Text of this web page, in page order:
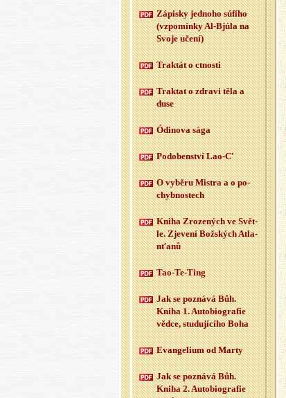
Zá­pis­ky jed­no­ho sú­fí­ho
(vzpo­mín­ky Al-Bj­úla na
Svoje učení)
Trak­tát o ctnos­ti
Trak­tat o zdra­vi těla a
duse
Ódi­no­va sága
Po­do­ben­ství Lao-C'
O vy­bě­ru Mi­s­tra a o po­
chyb­nos­tech
Kniha Zro­ze­ných ve Svět­
le. Zje­ve­ní Bož­ských At­la­
n­ťa­nů
Tao-Te-Ting
Jak se po­zná­vá Bůh.
Kniha 1. Au­to­bi­o­gra­fie
vědce, stu­du­jí­cí­ho Boha
Evan­ge­li­um od Marty
Jak se po­zná­vá Bůh.
Kniha 2. Au­to­bi­o­gra­fie